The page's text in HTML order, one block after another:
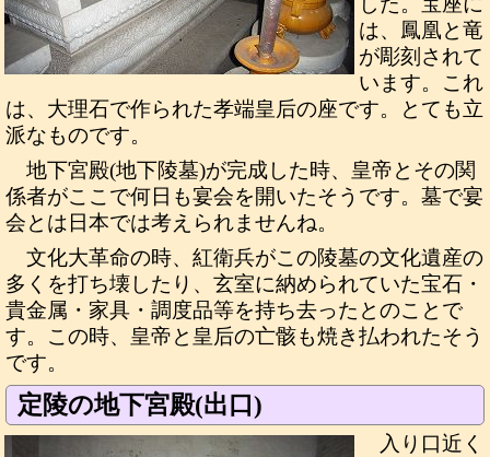
は、鳳凰と竜
が彫刻されて
います。これ
は、大理石で作られた孝端皇后の座です。とても立
派なものです。
地下宮殿(地下陵墓)が完成した時、皇帝とその関
係者がここで何日も宴会を開いたそうです。墓で宴
会とは日本では考えられませんね。
文化大革命の時、紅衛兵がこの陵墓の文化遺産の
多くを打ち壊したり、玄室に納められていた宝石・
貴金属・家具・調度品等を持ち去ったとのことで
す。この時、皇帝と皇后の亡骸も焼き払われたそう
です。
定陵の地下宮殿(出口)
入り口近く